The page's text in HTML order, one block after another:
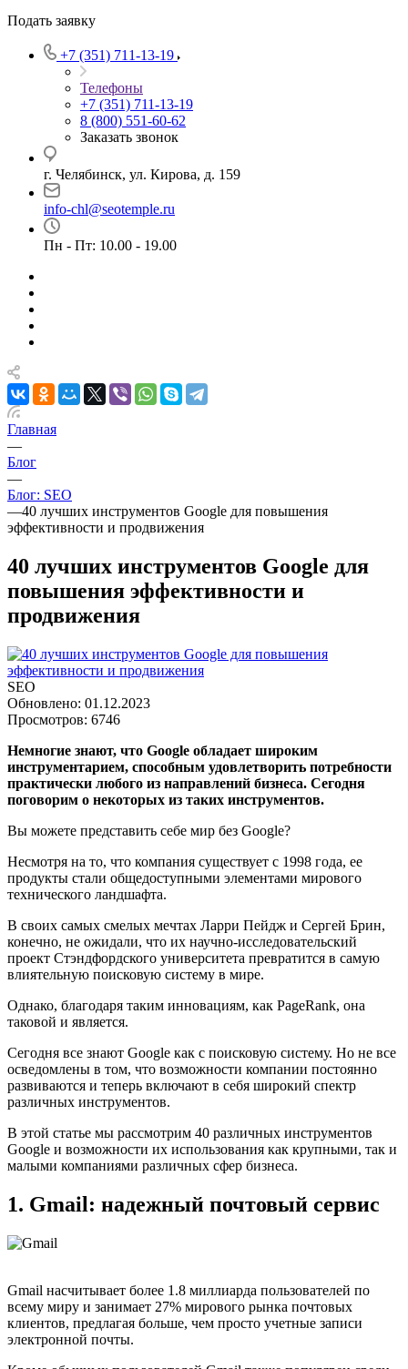
Подать заявку
+7 (351) 711-13-19
Телефоны
+7 (351) 711-13-19
8 (800) 551-60-62
Заказать звонок
г. Челябинск, ул. Кирова, д. 159
info-chl@seotemple.ru
Пн - Пт: 10.00 - 19.00
Главная
—
Блог
—
Блог: SEO
—40 лучших инструментов Google для повышения
эффективности и продвижения
40 лучших инструментов Google для
повышения эффективности и
продвижения
SEO
Обновлено: 01.12.2023
Просмотров: 6746
Немногие знают, что Google обладает широким
инструментарием, способным удовлетворить потребности
практически любого из направлений бизнеса. Сегодня
поговорим о некоторых из таких инструментов.
Вы можете представить себе мир без Google?
Несмотря на то, что компания существует с 1998 года, ее
продукты стали общедоступными элементами мирового
технического ландшафта.
В своих самых смелых мечтах Ларри Пейдж и Сергей Брин,
конечно, не ожидали, что их научно-исследовательский
проект Стэндфордского университета превратится в самую
влиятельную поисковую систему в мире.
Однако, благодаря таким инновациям, как PageRank, она
таковой и является.
Сегодня все знают Google как с поисковую систему. Но не все
осведомлены в том, что возможности компании постоянно
развиваются и теперь включают в себя широкий спектр
различных инструментов.
В этой статье мы рассмотрим 40 различных инструментов
Google и возможности их использования как крупными, так и
малыми компаниями различных сфер бизнеса.
1. Gmail: надежный почтовый сервис
Gmail насчитывает более 1.8 миллиарда пользователей по
всему миру и занимает 27% мирового рынка почтовых
клиентов, предлагая больше, чем просто учетные записи
электронной почты.